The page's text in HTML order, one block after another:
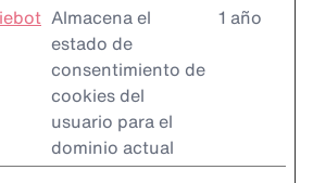
Almacena el
estado de
consentimiento de
cookies del
usuario para el
dominio actual
1 año